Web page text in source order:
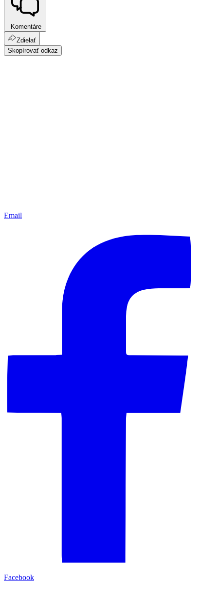
Komentáre
Zdielať
Skopírovať odkaz
Email
Facebook